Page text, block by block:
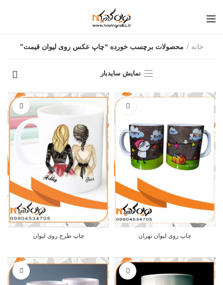
خانه محصولات برچسب خورده “چاپ عکس روی لیوان قیمت”
نمایش سایدبار
چاپ روی لیوان تهران چاپ طرح روی لیوان